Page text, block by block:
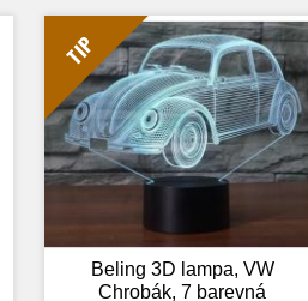
4: S napájecím adaptérem USB jej můžete
připojit k domácí zásuvce nebo k portu
USB počítače. Možnost vložení baterií.
5: Úspora energie. Výkon: 0.012kw.h / 24
hodin, Životnost LED: 50000 hodin
7: Tato lampa může být umístěna v ložnici,
dětském pokoji, obývacím pokoji, baru,
obchodě, kavárně, restauraci atd jako
dekorativní světlo.
TIP
Beling 3D lampa, VW
Chrobák, 7 barevná